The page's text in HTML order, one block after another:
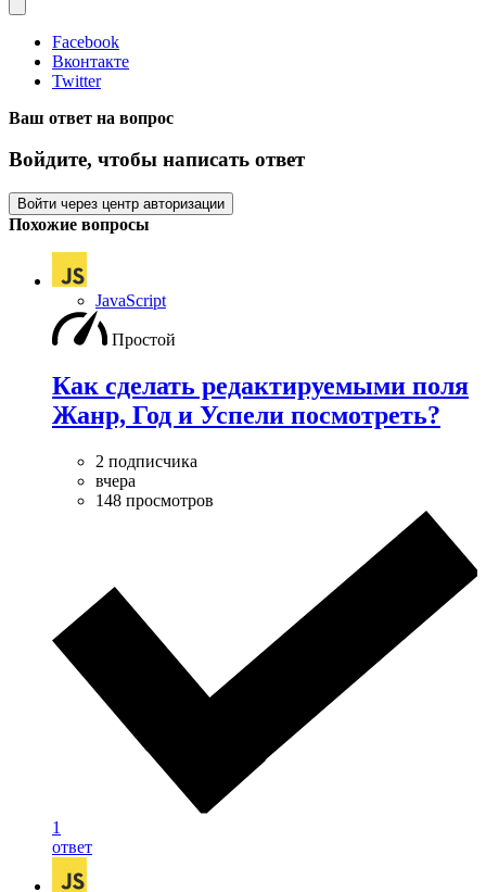
Facebook
Вконтакте
Twitter
Ваш ответ на вопрос
Войдите, чтобы написать ответ
Войти через центр авторизации
Похожие вопросы
JavaScript
Простой
Как сделать редактируемыми поля
Жанр, Год и Успели посмотреть?
2 подписчика
вчера
148 просмотров
1
ответ